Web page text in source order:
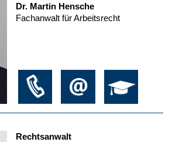
Dr. Martin Hensche
Fachanwalt für Arbeitsrecht
Rechtsanwalt